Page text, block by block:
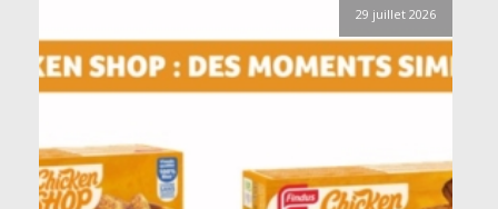
29 juillet 2026